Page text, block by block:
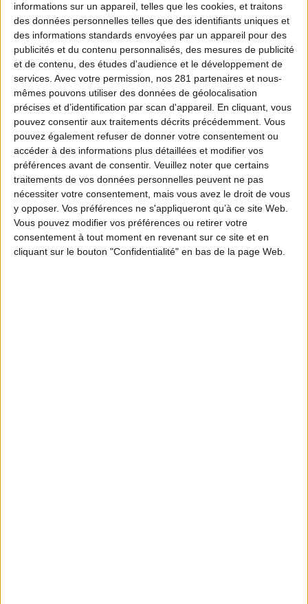
informations sur un appareil, telles que les cookies, et traitons
des données personnelles telles que des identifiants uniques et
des informations standards envoyées par un appareil pour des
publicités et du contenu personnalisés, des mesures de publicité
et de contenu, des études d'audience et le développement de
services. Avec votre permission, nos 281 partenaires et nous-
mêmes pouvons utiliser des données de géolocalisation
précises et d’identification par scan d'appareil. En cliquant, vous
pouvez consentir aux traitements décrits précédemment. Vous
pouvez également refuser de donner votre consentement ou
accéder à des informations plus détaillées et modifier vos
préférences avant de consentir. Veuillez noter que certains
traitements de vos données personnelles peuvent ne pas
nécessiter votre consentement, mais vous avez le droit de vous
y opposer. Vos préférences ne s'appliqueront qu’à ce site Web.
Vous pouvez modifier vos préférences ou retirer votre
consentement à tout moment en revenant sur ce site et en
cliquant sur le bouton "Confidentialité" en bas de la page Web.